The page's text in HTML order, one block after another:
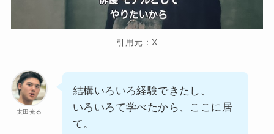
引用元：X
太田光る
結構いろいろ経験できたし、
いろいろて学べたから、ここに居
て。